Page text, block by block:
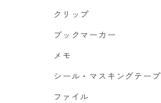
クリップ
ブックマーカー
メモ
シール・マスキングテープ
ファイル